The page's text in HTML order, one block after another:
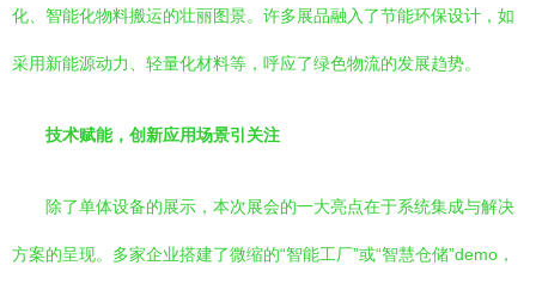
化、智能化物料搬运的壮丽图景。许多展品融入了节能环保设计，如
采用新能源动力、轻量化材料等，呼应了绿色物流的发展趋势。
技术赋能，创新应用场景引关注
除了单体设备的展示，本次展会的一大亮点在于系统集成与解决
方案的呈现。多家企业搭建了微缩的“智能工厂”或“智慧仓储”demo，